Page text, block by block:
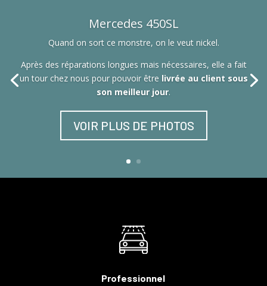
Mercedes 450SL
Quand on sort ce monstre, on le veut nickel.
Après des réparations longues mais nécessaires, elle a fait
un tour chez nous pour pouvoir être livrée au client sous
son meilleur jour.
VOIR PLUS DE PHOTOS
Professionnel